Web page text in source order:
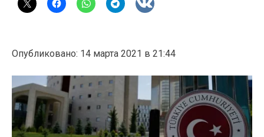
Опубликовано: 14 марта 2021 в 21:44